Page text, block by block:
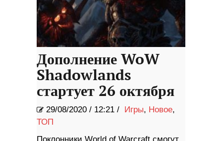
Дополнение WoW
Shadowlands
стартует 26 октября
29/08/2020 / 12:21 / Игры, Новое,
ТОП
Поклонники World of Warcraft смогут